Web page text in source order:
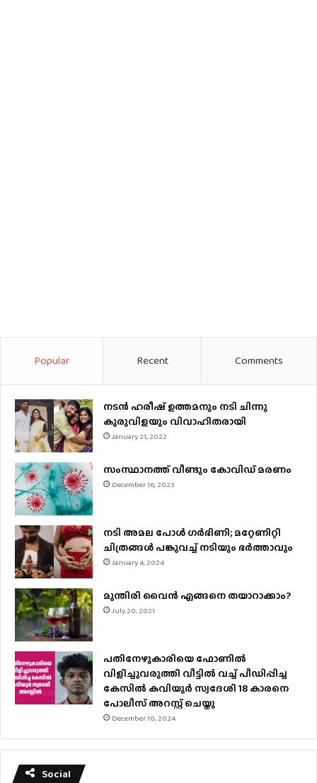
Popular Recent Comments
നടന്‍ ഹരീഷ് ഉത്തമനും നടി ചിന്നു
കുരുവിളയും വിവാഹിതരായി
January 21, 2022
സംസ്ഥാനത്ത് വീണ്ടും കോവിഡ് മരണം
December 16, 2023
നടി അമല പോൾ ​ഗർഭിണി; മറ്റേണിറ്റി
ചിത്രങ്ങള്‍ പങ്കുവച്ച് നടിയും ഭർത്താവും
January 4, 2024
മുന്തിരി വൈന്‍ എങ്ങനെ തയാറാക്കാം?
July 20, 2021
പതിനേഴുകാരിയെ ഫോണിൽ
വിളിച്ചുവരുത്തി വീട്ടിൽ വച്ച് പീഡിപ്പിച്ച
കേസിൽ കവിയൂർ സ്വദേശി 18 കാരനെ
പോലീസ് അറസ്റ്റ് ചെയ്തു
December 10, 2024
Social